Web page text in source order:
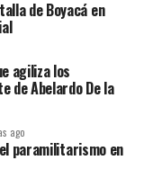
de Boyacá en
agiliza los
de Abelardo De la
ago
paramilitarismo en